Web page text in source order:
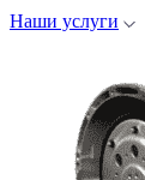
Наши услуги